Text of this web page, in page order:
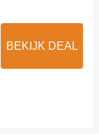
BEKIJK DEAL